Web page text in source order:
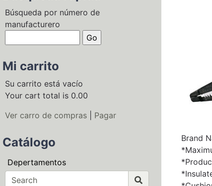
Búsqueda por número de
manufacturero
Mi carrito
Su carrito está vacío
Your cart total is 0.00
Ver carro de compras
Pagar
Catálogo
Depertamentos
Brand